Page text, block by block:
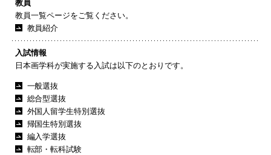
教員
教員一覧ページをご覧ください。
教員紹介
入試情報
日本画学科が実施する入試は以下のとおりです。
一般選抜
総合型選抜
外国人留学生特別選抜
帰国生特別選抜
編入学選抜
転部・転科試験